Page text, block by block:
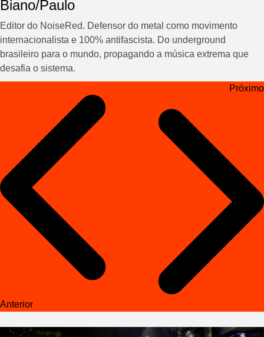
Biano/Paulo
Editor do NoiseRed. Defensor do metal como movimento
internacionalista e 100% antifascista. Do underground
brasileiro para o mundo, propagando a música extrema que
desafia o sistema.
Navegação
Anterior
Próximo